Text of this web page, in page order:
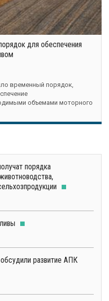
для обеспечения
временный порядок,
объемами моторного
порядка
развитие АПК